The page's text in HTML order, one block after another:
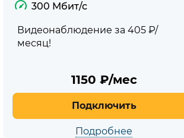
300 Мбит/с
Видеонаблюдение за 405 ₽/
месяц!
1150 ₽/мес
Подключить
Подробнее